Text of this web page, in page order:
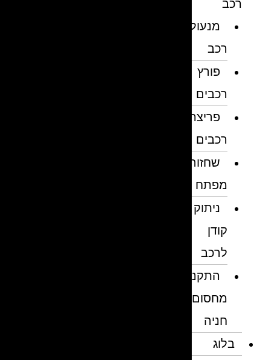
מנעולן
פורץ
רכבים
פריצת
רכבים
שחזור
מפתח
ניתוק
לרכב
התקנת
מחסום
חניה
בלוג